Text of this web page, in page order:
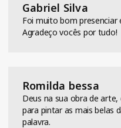
Gabriel Silva
Foi muito bom presenciar
Agradeço vocês por tudo!
Romilda bessa
Deus na sua obra de
para pintar as mais belas
palavra.